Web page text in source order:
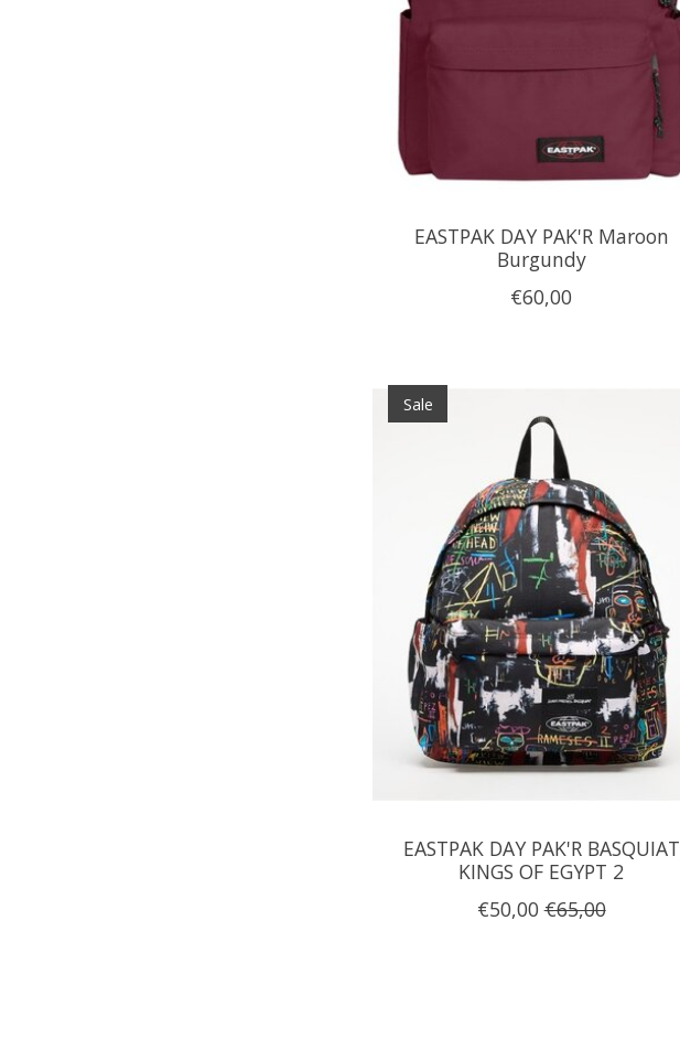
EASTPAK DAY PAK'R Maroon
Burgundy
€60,00
Sale
EASTPAK DAY PAK'R BASQUIAT
KINGS OF EGYPT 2
€50,00 €65,00